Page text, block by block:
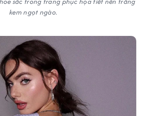
kem ngọt ngào.